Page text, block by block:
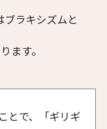
ブラキシズムと
ます。
とで、「ギリギ